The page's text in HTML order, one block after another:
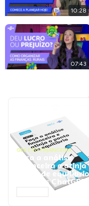
10:28
07:43
GESTÃO FINANCEIRA
Faça a análise
financeira e atinja
ponto de
Prompts ChatGPT